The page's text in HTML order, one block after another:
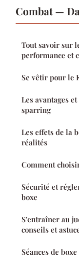
Combat —
Tout savoir sur
performance et
Se vêtir pour le
Les avantages
sparring
Les effets de la
réalités
Comment
Sécurité et
boxe
S'entraîner au
conseils et
Séances de